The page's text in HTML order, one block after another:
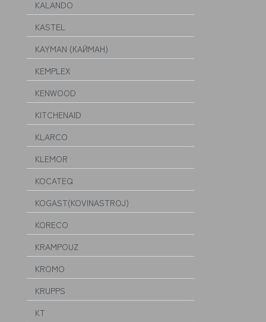
KALANDO
KASTEL
KAYMAN (КАЙМАН)
KEMPLEX
KENWOOD
KITCHENAID
KLARCO
KLEMOR
KOCATEQ
KOGAST(KOVINASTROJ)
KORECO
KRAMPOUZ
KROMO
KRUPPS
KT